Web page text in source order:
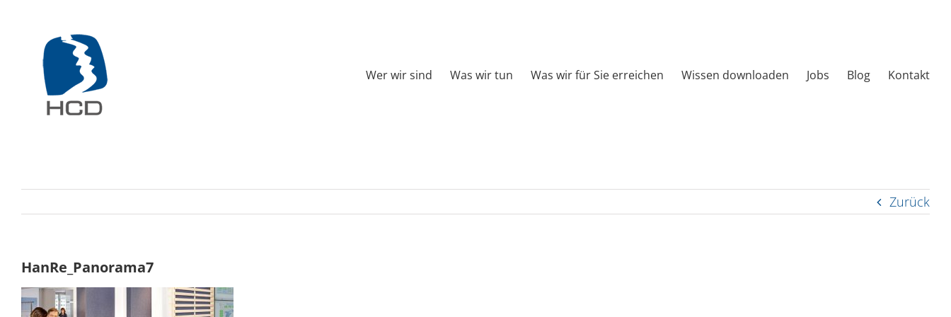
springen
Wer wir sind Was wir tun Was wir für Sie erreichen Wissen downloaden Jobs Blog Kontakt
Zurück
HanRe_Panorama7